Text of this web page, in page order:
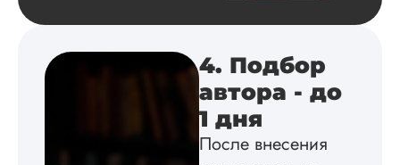
официальный
оговоренные
сдачи,
оформили в
клиентами
4. Подбор
автора - до
1 дня
После внесения